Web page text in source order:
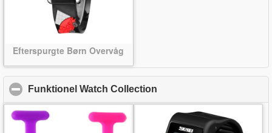
Efterspurgte Børn Overvåg
Funktionel Watch Collection